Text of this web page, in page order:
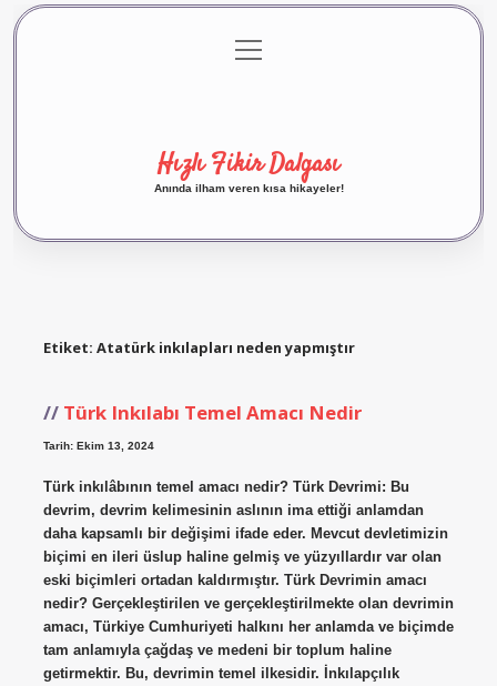
Gizlilik Politikası
menüyü
aç
Hızlı Fikir Dalgası
Anında ilham veren kısa hikayeler!
Etiket: Atatürk inkılapları neden yapmıştır
Türk Inkılabı Temel Amacı Nedir
Tarih: Ekim 13, 2024
Türk inkılâbının temel amacı nedir? Türk Devrimi: Bu
devrim, devrim kelimesinin aslının ima ettiği anlamdan
daha kapsamlı bir değişimi ifade eder. Mevcut devletimizin
biçimi en ileri üslup haline gelmiş ve yüzyıllardır var olan
eski biçimleri ortadan kaldırmıştır. Türk Devrimin amacı
nedir? Gerçekleştirilen ve gerçekleştirilmekte olan devrimin
amacı, Türkiye Cumhuriyeti halkını her anlamda ve biçimde
tam anlamıyla çağdaş ve medeni bir toplum haline
getirmektir. Bu, devrimin temel ilkesidir. İnkılapçılık